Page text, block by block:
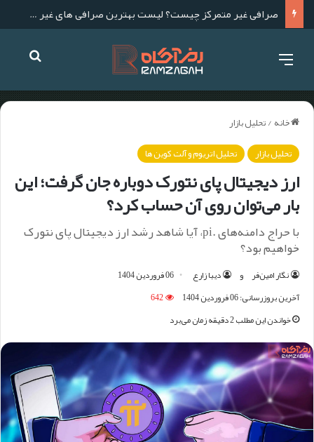
لیست بهترین صرافی های ارز دیجیتال خارجی برای ایرانی ها
خانه/تحلیل بازار
تحلیل بازار
تحلیل اتریوم و آلت کوین ها
ارز دیجیتال پای نتورک دوباره جان گرفت؛ این
بار می‌توان روی آن حساب کرد؟
با حراج دامنه‌های .pi، آیا شاهد رشد ارز دیجیتال پای نتورک
خواهیم بود؟
نگار امین‌فر و دیبا زارع
06 فروردین 1404
آخرین بروزرسانی: 06 فروردین 1404
642
خواندن این مطلب 2 دقیقه زمان می‌برد